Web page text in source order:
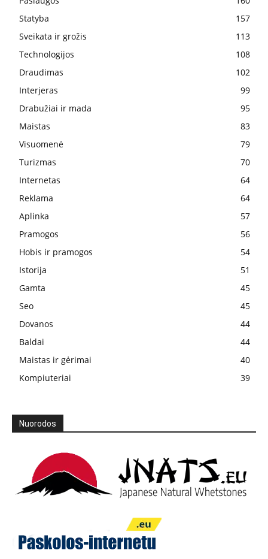
Statyba
157
Sveikata ir grožis
113
Technologijos
108
Draudimas
102
Interjeras
99
Drabužiai ir mada
95
Maistas
83
Visuomenė
79
Turizmas
70
Internetas
64
Reklama
64
Aplinka
57
Pramogos
56
Hobis ir pramogos
54
Istorija
51
Gamta
45
Seo
45
Dovanos
44
Baldai
44
Maistas ir gėrimai
40
Kompiuteriai
39
Nuorodos